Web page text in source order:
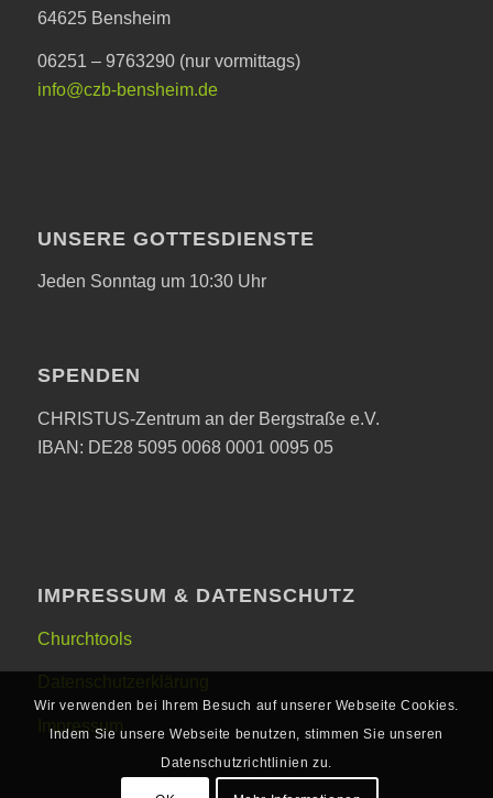
64625 Bensheim
06251 – 9763290 (nur vormittags)
info@czb-bensheim.de
UNSERE GOTTESDIENSTE
Jeden Sonntag um 10:30 Uhr
SPENDEN
CHRISTUS-Zentrum an der Bergstraße e.V.
IBAN: DE28 5095 0068 0001 0095 05
IMPRESSUM & DATENSCHUTZ
Churchtools
Impressum
Wir verwenden bei Ihrem Besuch auf unserer Webseite Cookies.
Indem Sie unsere Webseite benutzen, stimmen Sie unseren
Datenschutzrichtlinien zu.